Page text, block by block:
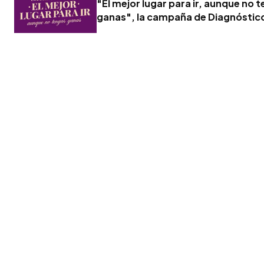
"El mejor lugar para ir, aunque no
ganas", la campaña de